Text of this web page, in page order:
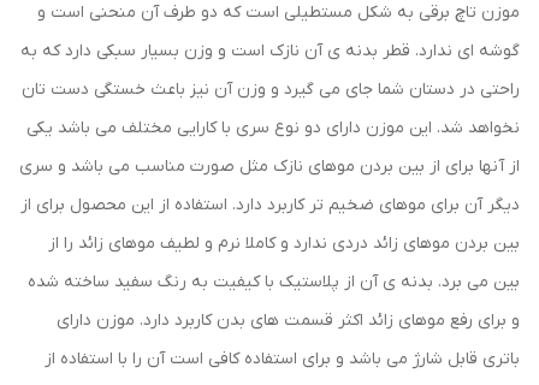
موزن تاچ برقی به شکل مستطیلی است که دو طرف آن منحنی است و
گوشه ای ندارد. قطر بدنه ی آن نازک است و وزن بسیار سبکی دارد که به
راحتی در دستان شما جای می گیرد و وزن آن نیز باعث خستگی دست تان
نخواهد شد. این موزن دارای دو نوع سری با کارایی مختلف می باشد یکی
از آنها برای از بین بردن موهای نازک مثل صورت مناسب می باشد و سری
دیگر آن برای موهای ضخیم تر کاربرد دارد. استفاده از این محصول برای از
بین بردن موهای زائد دردی ندارد و کاملا نرم و لطیف موهای زائد را از
بین‌ می برد. بدنه ی آن از پلاستیک با کیفیت به رنگ سفید ساخته شده
و برای رفع موهای زائد اکثر قسمت های بدن کاربرد دارد. موزن دارای
باتری قابل شارژ می باشد و برای استفاده کافی است آن را با استفاده از